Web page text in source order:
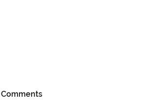
Comments